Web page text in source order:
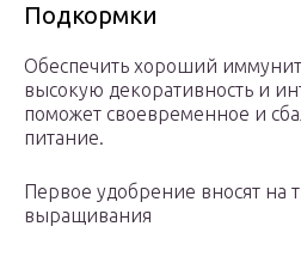
Подкормки
Обеспечить хороший
высокую декоративность и
поможет своевременное и
питание.
Первое удобрение вносят на
выращивания